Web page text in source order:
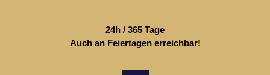
24h / 365 Tage
Auch an Feiertagen erreichbar!